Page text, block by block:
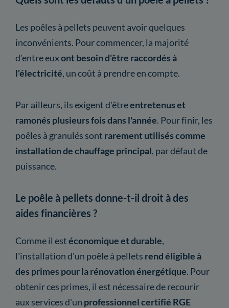
Les poêles à pellets peuvent avoir quelques
inconvénients. Pour commencer, la majorité
d'entre euxont besoin d'être raccordés à
l'électricité, un coût à prendre en compte.
Par ailleurs, ils exigent d'êtreentretenus et
ramonés plusieurs fois dans l'année. Pour finir, les
poêles à granulés sont rarement utilisés comme
installation de chauffage principal, par défaut de
puissance.
Le poêle à pellets donne-t-il droit à des
aides financières ?
Comme il estéconomique et durable,
l'installation d'un poêle à pellets rend éligible à
des primes pour la rénovation énergétique. Pour
obtenir ces primes, il est nécessaire de recourir
aux services d'un professionnel certifié RGE